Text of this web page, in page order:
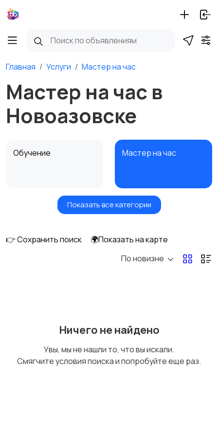
Главная Услуги Мастер на час
Мастер на час в
Новоазовске
Обучение Мастер на час
Красота и здоровье
Транспорт,
IT, интернет, телеком
Показать все категории
👉 Сохранить поиск
🌍Показать на карте
По новизне
Ничего не найдено
Увы, мы не нашли то, что вы искали.
Смягчите условия поиска и попробуйте еще раз.